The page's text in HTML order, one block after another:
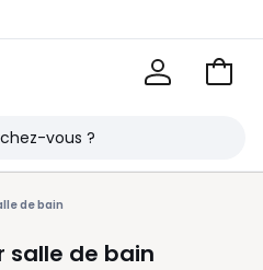
Voir
de bain
salle de bain